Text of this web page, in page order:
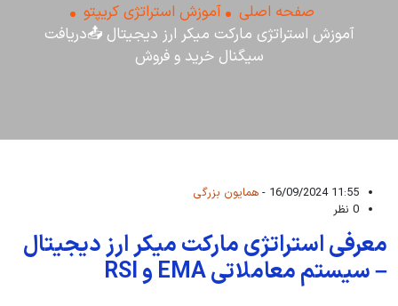
صفحه اصلی
آموزش استراتژی کریپتو
آموزش استراتژی مارکت میکر ارز دیجیتال 📤دریافت
سیگنال خرید و فروش
11:55 16/09/2024 -
همایون بزرگی
0 نظر
معرفی استراتژی مارکت میکر ارز دیجیتال
– سیستم معاملاتی EMA و RSI